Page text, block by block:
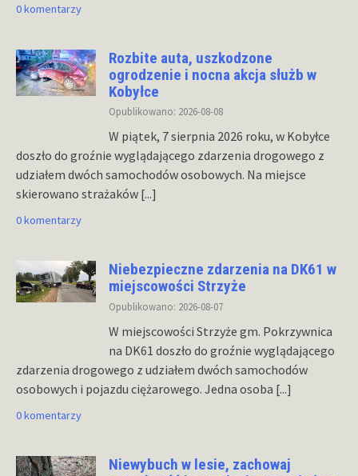
0 komentarzy
Rozbite auta, uszkodzone
ogrodzenie i nocna akcja służb w
Kobyłce
Opublikowano: 2026-08-08
W piątek, 7 sierpnia 2026 roku, w Kobyłce
doszło do groźnie wyglądającego zdarzenia drogowego z
udziałem dwóch samochodów osobowych. Na miejsce
skierowano strażaków [...]
0 komentarzy
Niebezpieczne zdarzenia na DK61 w
miejscowości Strzyże
Opublikowano: 2026-08-07
W miejscowości Strzyże gm. Pokrzywnica
na DK61 doszło do groźnie wyglądającego
zdarzenia drogowego z udziałem dwóch samochodów
osobowych i pojazdu ciężarowego. Jedna osoba [...]
0 komentarzy
Niewybuch w lesie, zachowaj